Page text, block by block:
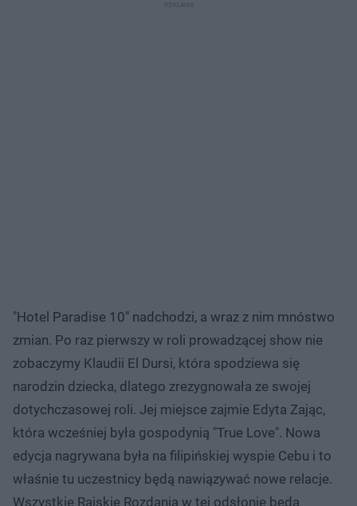
"Hotel Paradise 10" nadchodzi, a wraz z nim mnóstwo
zmian. Po raz pierwszy w roli prowadzącej show nie
zobaczymy Klaudii El Dursi, która spodziewa się
narodzin dziecka, dlatego zrezygnowała ze swojej
dotychczasowej roli. Jej miejsce zajmie Edyta Zając,
która wcześniej była gospodynią "True Love". Nowa
edycja nagrywana była na filipińskiej wyspie Cebu i to
właśnie tu uczestnicy będą nawiązywać nowe relacje.
Wszystkie Rajskie Rozdania w tej odsłonie będą